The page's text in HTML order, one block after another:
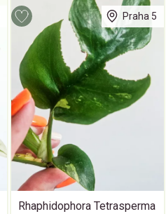
Praha 5
Rhaphidophora Tetrasperma